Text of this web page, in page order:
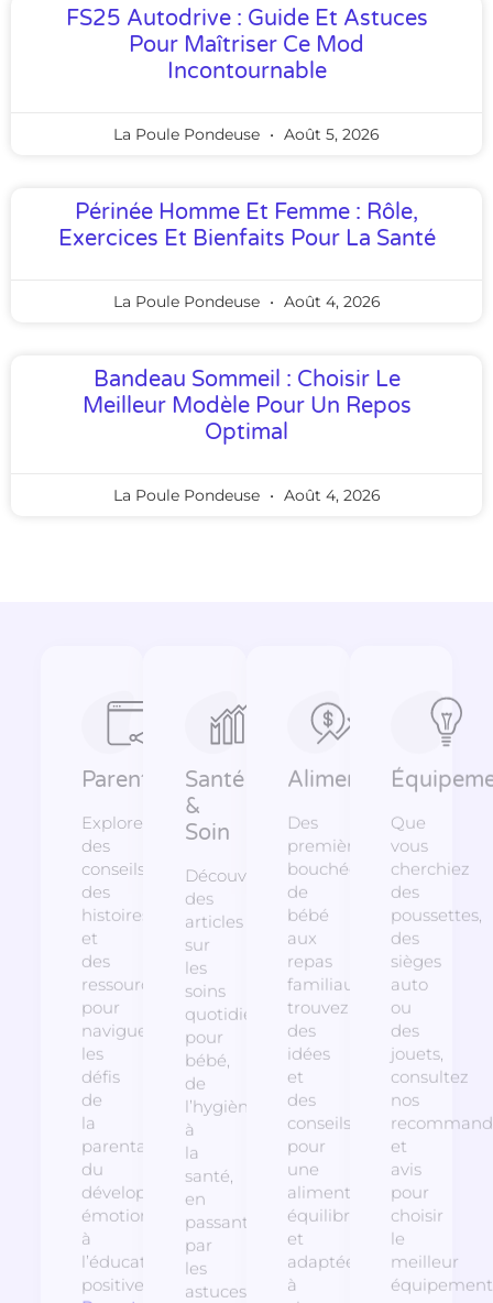
FS25 Autodrive : Guide Et Astuces
Pour Maîtriser Ce Mod
Incontournable
La Poule Pondeuse Août 5, 2026
Périnée Homme Et Femme : Rôle,
Exercices Et Bienfaits Pour La Santé
La Poule Pondeuse Août 4, 2026
Bandeau Sommeil : Choisir Le
Meilleur Modèle Pour Un Repos
Optimal
La Poule Pondeuse Août 4, 2026
Parentalité
Explorez
des
conseils,
des
histoires
et
des
ressources
pour
naviguer
les
défis
de
la
parentalité,
du
développement
émotionnel
à
l’éducation
positive.
Santé
&
Soin
Découvrez
des
articles
sur
les
soins
quotidiens
pour
bébé,
de
l’hygiène
à
la
santé,
en
passant
par
les
astuces
Alimentation
Des
premières
bouchées
de
bébé
aux
repas
familiaux,
trouvez
des
idées
et
des
conseils
pour
une
alimentation
équilibrée
et
adaptée
à
Que
vous
cherchiez
des
poussettes,
des
sièges
auto
ou
des
jouets,
consultez
nos
et
avis
pour
choisir
le
meilleur
équipement